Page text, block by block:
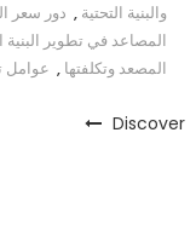
والبنية التحتية , دور سعر
المصاعد في تطوير البنية
المصعد وتكلفتها , عوامل
Discover